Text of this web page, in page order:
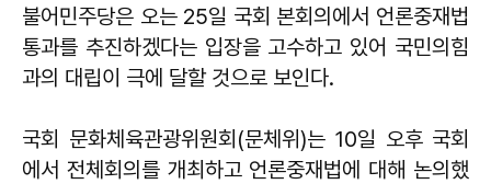
불어민주당은 오는 25일 국회 본회의에서 언론중재법
통과를 추진하겠다는 입장을 고수하고 있어 국민의힘
과의 대립이 극에 달할 것으로 보인다.
국회 문화체육관광위원회(문체위)는 10일 오후 국회
에서 전체회의를 개최하고 언론중재법에 대해 논의했